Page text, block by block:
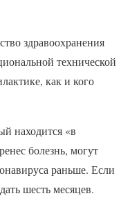
здравоохранения
технической
как и кого
находится «в
болезнь, могут
раньше. Если
шесть месяцев.